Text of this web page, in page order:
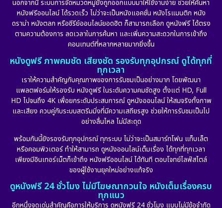
นอกจากนี้ ระบบการจัดหมวดหมู่ยังถูกออกแบบมาให้ใช้งานง่าย ช่วยให้ค้นหา
หนังฟรีออนไลน์ ได้รวดเร็ว ไม่ว่าจะเป็นหนังแอคชั่น หนังโรแมนติก หนัง
ดราม่า หนังตลก หรือซีรีย์ออนไลน์ยอดฮิต ก็สามารถเลือก ดูหนังฟรี ได้ตรง
ตามความต้องการ ลดเวลาในการค้นหา และเพิ่มความสะดวกในการเข้าถึง
คอนเทนต์ที่หลากหลายมากยิ่งขึ้น
หนังดูฟรี ภาพคมชัด เสียงชัด รองรับทุกอุปกรณ์ ดูได้ทุกที่
ทุกเวลา
เราให้ความสำคัญกับคุณภาพของการรับชมเป็นอย่างมาก โดยพัฒนา
แพลตฟอร์มให้รองรับ หนังดูฟรี ในระดับความคมชัดสูง ตั้งแต่ HD, Full
HD ไปจนถึง 4K เพื่อยกระดับประสบการณ์ ดูหนังออนไลน์ ให้สมจริงทั้งภาพ
และเสียง ควบคู่กับระบบสตรีมมิ่งที่มีความเสถียรสูง ช่วยให้การรับชมเป็นไป
อย่างลื่นไหล ไม่มีสะดุด
พร้อมกันนี้ยังรองรับทุกอุปกรณ์ ทุกระบบ ไม่ว่าจะเป็นสมาร์ทโฟน แท็บเล็ต
หรือคอมพิวเตอร์ ทำให้สามารถ ดูหนังออนไลน์เต็มเรื่อง ได้ทุกที่ทุกเวลา
เพียงมีอินเทอร์เน็ตก็เข้าถึง หนังฟรีออนไลน์ ได้ทันที ตอบโจทย์ไลฟ์สไตล์
ของผู้ใช้งานยุคใหม่อย่างแท้จริง
ดูหนังฟรี 24 ชั่วโมง ไม่มีโฆษณากวนใจ หนังเต็มเรื่องครบ
ทุกแนว
อีกหนึ่งจุดเด่นสำคัญคือการให้บริการ ดูหนังฟรี 24 ชั่วโมง แบบไม่มีข้อจำกัด